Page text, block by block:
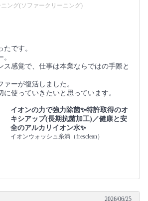
ング(ソファークリーニング)
です。
ス感覚で、仕事は本業ならではの手際と
ァーが復活しました。
に使っていきたいと思っています。
イオンの力で強力除菌✨特許取得のオ
キシアップ(長期抗菌加工)／健康と安
全のアルカリイオン水✨
イオンウォッシュ糸満（fresclean）
2026/06/25